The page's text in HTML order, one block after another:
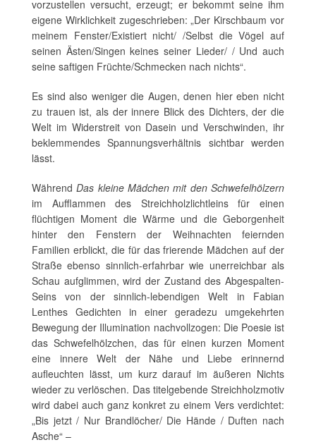
vorzustellen versucht, erzeugt; er bekommt seine ihm
eigene Wirklichkeit zugeschrieben: „Der Kirschbaum vor
meinem Fenster/Existiert nicht/ /Selbst die Vögel auf
seinen Ästen/Singen keines seiner Lieder/ / Und auch
seine saftigen Früchte/Schmecken nach nichts“.
Es sind also weniger die Augen, denen hier eben nicht
zu trauen ist, als der innere Blick des Dichters, der die
Welt im Widerstreit von Dasein und Verschwinden, ihr
beklemmendes Spannungsverhältnis sichtbar werden
lässt.
WährendDas kleine Mädchen mit den Schwefelhölzern
im Aufflammen des Streichholzlichtleins für einen
flüchtigen Moment die Wärme und die Geborgenheit
hinter den Fenstern der Weihnachten feiernden
Familien erblickt, die für das frierende Mädchen auf der
Straße ebenso sinnlich-erfahrbar wie unerreichbar als
Schau aufglimmen, wird der Zustand des Abgespalten-
Seins von der sinnlich-lebendigen Welt in Fabian
Lenthes Gedichten in einer geradezu umgekehrten
Bewegung der Illumination nachvollzogen: Die Poesie ist
das Schwefelhölzchen, das für einen kurzen Moment
eine innere Welt der Nähe und Liebe erinnernd
aufleuchten lässt, um kurz darauf im äußeren Nichts
wieder zu verlöschen. Das titelgebende Streichholzmotiv
wird dabei auch ganz konkret zu einem Vers verdichtet:
„Bis jetzt / Nur Brandlöcher/ Die Hände / Duften nach
Asche“ –